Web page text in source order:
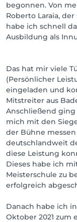
begonnen. Von
Roberto Laraia,
habe ich schnell
Ausbildung als
Das hat mir viele
(Persönlicher
eingeladen und
Mitstreiter aus
Anschließend
mich mit den
der Bühne
deutschlandweit
diese Leistung
Dieses habe ich
Meisterschule zu
erfolgreich
Danach habe ich
Oktober 2021 zum